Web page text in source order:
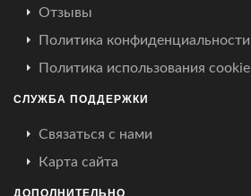
Отзывы
Политика конфиденциальности
Политика использования cookie
СЛУЖБА ПОДДЕРЖКИ
Связаться с нами
Карта сайта
ДОПОЛНИТЕЛЬНО